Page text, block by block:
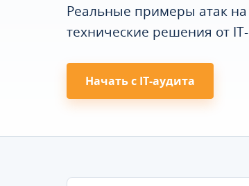
Реальные примеры атак на
технические решения от
Начать с IT-аудита